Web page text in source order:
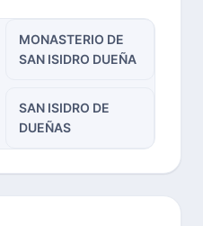
MONASTERIO DE
SAN ISIDRO DUEÑA
SAN ISIDRO DE
DUEÑAS